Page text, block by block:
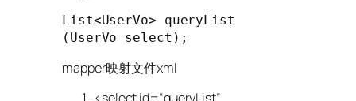
List<UserVo> queryList
(UserVo select) ;
mapper映射文件xml